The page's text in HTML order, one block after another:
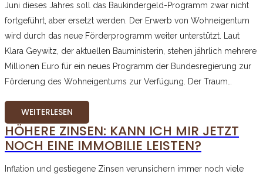
Juni dieses Jahres soll das Baukindergeld-Programm zwar nicht
fortgeführt, aber ersetzt werden. Der Erwerb von Wohneigentum
wird durch das neue Förderprogramm weiter unterstützt. Laut
Klara Geywitz, der aktuellen Bauministerin, stehen jährlich mehrere
Millionen Euro für ein neues Programm der Bundesregierung zur
Förderung des Wohneigentums zur Verfügung. Der Traum…
WEITERLESEN
HÖHERE ZINSEN: KANN ICH MIR JETZT
NOCH EINE IMMOBILIE LEISTEN?
Inflation und gestiegene Zinsen verunsichern immer noch viele